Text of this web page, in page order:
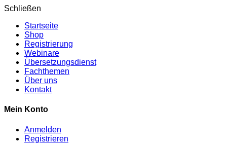
Schließen
Startseite
Shop
Registrierung
Webinare
Übersetzungsdienst
Fachthemen
Über uns
Kontakt
Mein Konto
Anmelden
Registrieren